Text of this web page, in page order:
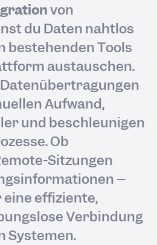
von
du Daten nahtlos
bestehenden Tools
austauschen.
Aufwand,
und beschleunigen
Ob
Sitzungen
–
eine effiziente,
Verbindung
Systemen.